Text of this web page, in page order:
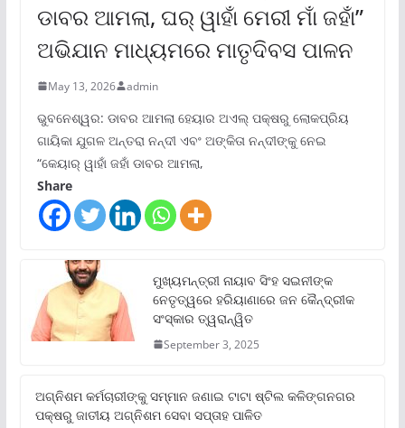
ଡାବର ଆମଲା, ଘର୍ ୱାହାଁ ମେରୀ ମାଁ ଜହାଁ”
ଅଭିଯାନ ମାଧ୍ୟମରେ ମାତୃଦିବସ ପାଳନ
May 13, 2026 admin
ଭୁବନେଶ୍ୱର: ଡାବର ଆମଲା ହେୟାର ଅଏଲ୍ ପକ୍ଷରୁ ଲୋକପ୍ରିୟ
ଗାୟିକା ଯୁଗଳ ଅନ୍ତରା ନନ୍ଦୀ ଏବଂ ଅଙ୍କିତା ନନ୍ଦୀଙ୍କୁ ନେଇ
“କେୟାର୍ ୱାହାଁ ଜହାଁ ଡାବର ଆମଲା,
Share
ମୁଖ୍ୟମନ୍ତ୍ରୀ ନାୟାବ ସିଂହ ସଇନୀଙ୍କ
ନେତୃତ୍ୱରେ ହରିୟାଣାରେ ଜନ କୈନ୍ଦ୍ରୀକ
ସଂସ୍କାର ତ୍ୱରାନ୍ୱିତ
September 3, 2025
ଅଗ୍ନିଶମ କର୍ମଚାରୀଙ୍କୁ ସମ୍ମାନ ଜଣାଇ ଟାଟା ଷ୍ଟିଲ କଳିଙ୍ଗନଗର
ପକ୍ଷରୁ ଜାତୀୟ ଅଗ୍ନିଶମ ସେବା ସପ୍ତାହ ପାଳିତ